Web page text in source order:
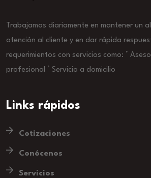
Trabajamos diariamente en mantener un
atención al cliente y en dar rápida
requerimientos con servicios como: °
profesional ° Servicio a domicilio
Links rápidos
Cotizaciones
Conócenos
Servicios